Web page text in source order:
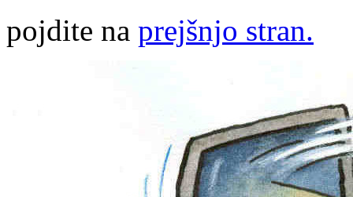
pojdite na prejšnjo stran.